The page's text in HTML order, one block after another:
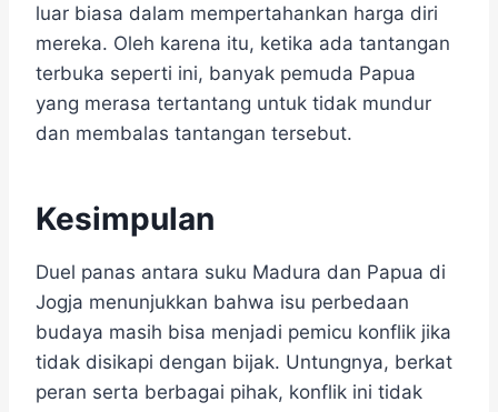
luar biasa dalam mempertahankan harga diri
mereka. Oleh karena itu, ketika ada tantangan
terbuka seperti ini, banyak pemuda Papua
yang merasa tertantang untuk tidak mundur
dan membalas tantangan tersebut.
Kesimpulan
Duel panas antara suku Madura dan Papua di
Jogja menunjukkan bahwa isu perbedaan
budaya masih bisa menjadi pemicu konflik jika
tidak disikapi dengan bijak. Untungnya, berkat
peran serta berbagai pihak, konflik ini tidak